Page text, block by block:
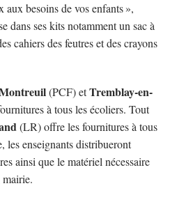
aux besoins de vos enfants »,
dans ses kits notamment un sac à
cahiers des feutres et des crayons
(PCF) etTremblay-en-
à tous les écoliers. Tout
(LR) offre les fournitures à tous
les enseignants distribueront
ainsi que le matériel nécessaire